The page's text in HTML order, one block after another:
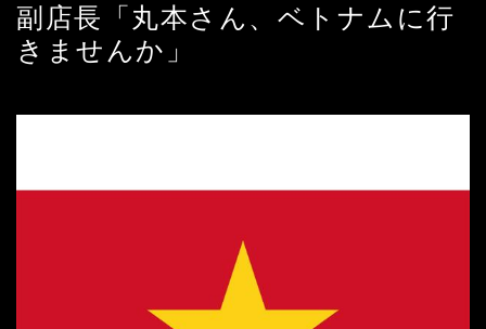
副店長「丸本さん、ベトナムに行
きませんか」